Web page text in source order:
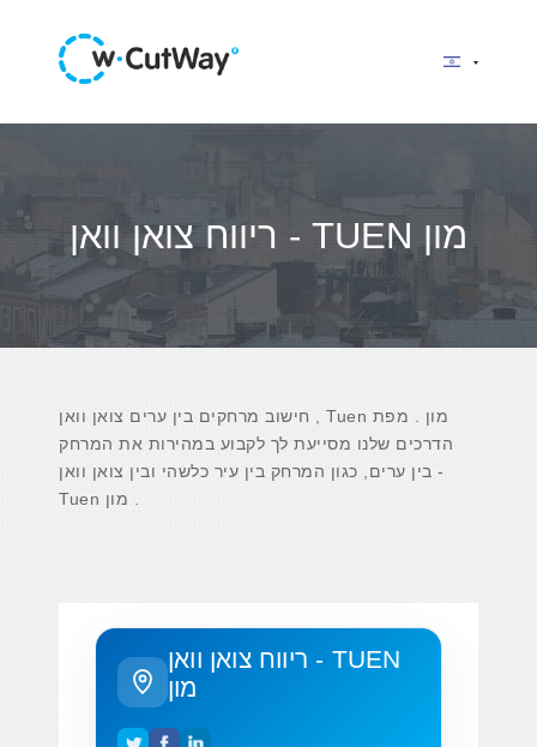
ריווח צואן וואן - TUEN מון
חישוב מרחקים בין ערים צואן וואן , Tuen מון . מפת
הדרכים שלנו מסייעת לך לקבוע במהירות את המרחק
בין ערים, כגון המרחק בין עיר כלשהי ובין צואן וואן -
ריווח צואן וואן - TUEN
מון